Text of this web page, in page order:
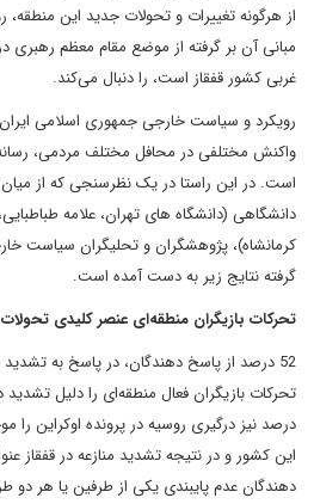
از هرگونه تغییرات و تحولات جدید این
مبانی آن بر گرفته از موضع مقام معظم رهبری
غربی کشور قفقاز است، را دنبال می‌کند.
رویکرد و سیاست خارجی جمهوری اسلامی ایران
واکنش مختلفی در محافل مختلف مردمی،
دانشگاهی (دانشگاه های تهران، علامه
کرمانشاه)، پژوهشگران و تحلیگران سیاست
گرفته نتایج زیر به دست آمده است.
تحرکات بازیگران منطقه‌ای عنصر کلیدی تحولات
52 درصد از پاسخ دهندگان، در پاسخ به
درصد نیز درگیری روسیه در پرونده
این کشور و در نتیجه تشدید منازعه در قفقاز
دهندگان عدم پایبندی یکی از طرفین یا هر دو